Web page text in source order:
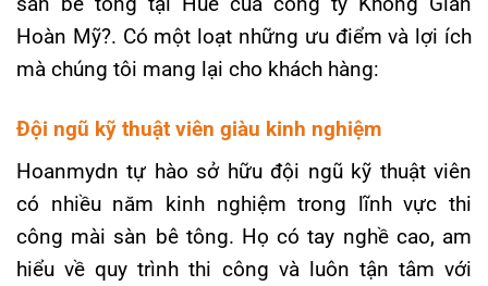
Hoàn Mỹ?. Có một loạt những ưu điểm và lợi ích
mà chúng tôi mang lại cho khách hàng:
Đội ngũ kỹ thuật viên giàu kinh nghiệm
Hoanmydn tự hào sở hữu đội ngũ kỹ thuật viên
có nhiều năm kinh nghiệm trong lĩnh vực thi
công mài sàn bê tông. Họ có tay nghề cao, am
hiểu về quy trình thi công và luôn tận tâm với